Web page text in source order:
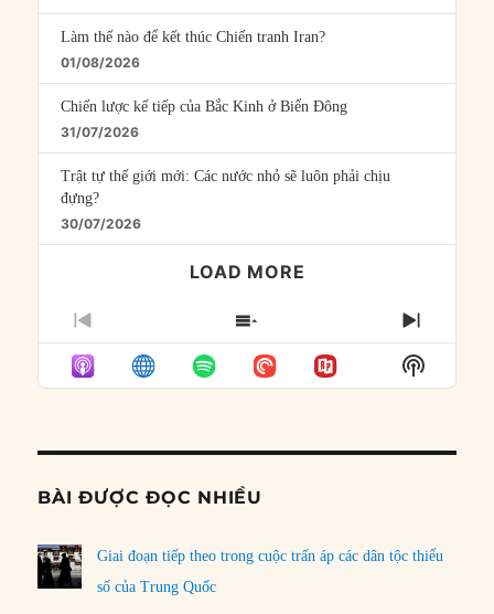
Làm thế nào để kết thúc Chiến tranh Iran?
01/08/2026
Chiến lược kế tiếp của Bắc Kinh ở Biển Đông
31/07/2026
Trật tự thế giới mới: Các nước nhỏ sẽ luôn phải chịu
đựng?
30/07/2026
LOAD MORE
PREVIOUS
EPISODE
SHOW
EPISODES
LIST
NEXT
Show
Podcast
BÀI ĐƯỢC ĐỌC NHIỀU
Giai đoạn tiếp theo trong cuộc trấn áp các dân tộc thiểu
số của Trung Quốc